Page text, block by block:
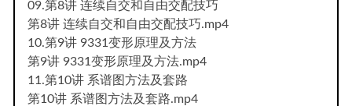
09.第8讲 连续自交和自由交配技巧
第8讲 连续自交和自由交配技巧.mp4
10.第9讲 9331变形原理及方法
第9讲 9331变形原理及方法.mp4
11.第10讲 系谱图方法及套路
第10讲 系谱图方法及套路.mp4